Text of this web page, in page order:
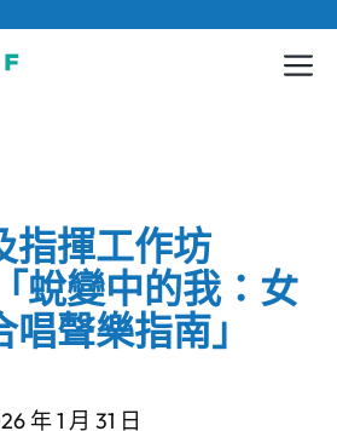
指揮工作坊
蛻變中的我：女
聲樂指南」
年 1 月 31 日